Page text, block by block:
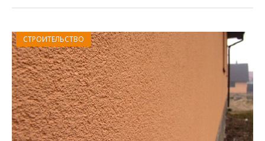
СТРОИТЕЛЬСТВО